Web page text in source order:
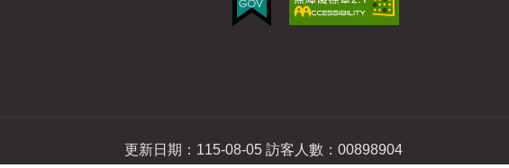
更新日期：115-08-05 訪客人數：00898904